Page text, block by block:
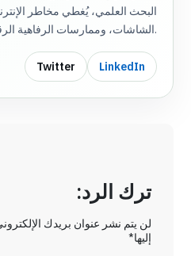
البحث العلمي، يُغطي مخاطر
الشاشات، وممارسات الرفاهية الرقمية للأسر الحديثة.
Twitter LinkedIn
ترك الرد:
لن يتم نشر عنوان بريدك
إليها*